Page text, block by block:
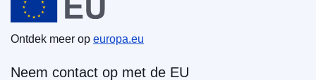
Ontdek meer op europa.eu
Neem contact op met de EU